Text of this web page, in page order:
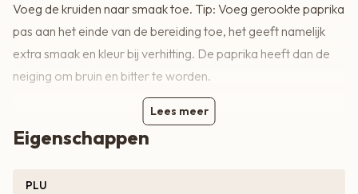
Voeg de kruiden naar smaak toe. Tip: Voeg gerookte paprika
pas aan het einde van de bereiding toe, het geeft namelijk
extra smaak en kleur bij verhitting. De paprika heeft dan de
neiging om bruin en bitter te worden.
Lees meer
Eigenschappen
PLU